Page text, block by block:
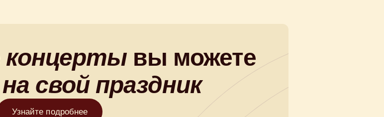
концертывы можете
на свой праздник
Узнайте подробнее